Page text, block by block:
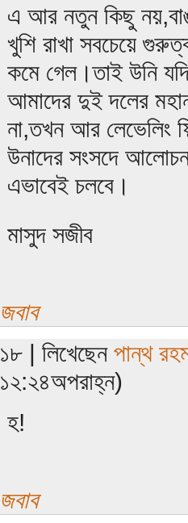
এ আর নতুন কিছু
খুশি রাখা সবচেয়ে
কমে গেল।তাই উনি
আমাদের দুই দলের
না,তখন আর লেভেলিং
উনাদের সংসদে
এভাবেই চলবে।
মাসুদ সজীব
জবাব
১৮ | লিখেছেন পান্থ
১২:২৪অপরাহ্ন)
হ!
জবাব